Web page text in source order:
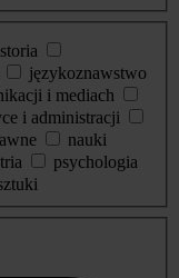
językoznawstwo
i mediach
i administracji
nauki
psychologia